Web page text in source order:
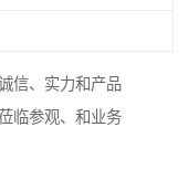
信、实力和产品
临参观、和业务